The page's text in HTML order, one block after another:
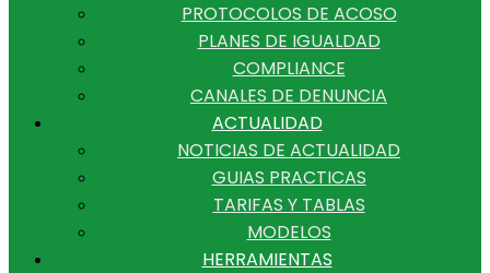
PROTOCOLOS DE ACOSO
PLANES DE IGUALDAD
COMPLIANCE
CANALES DE DENUNCIA
ACTUALIDAD
NOTICIAS DE ACTUALIDAD
GUIAS PRACTICAS
TARIFAS Y TABLAS
MODELOS
HERRAMIENTAS